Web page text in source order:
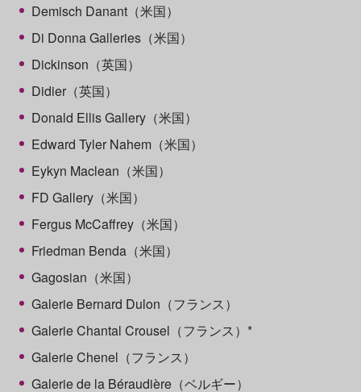
Demisch Danant（米国）
Di Donna Galleries（米国）
Dickinson（英国）
Didier（英国）
Donald Ellis Gallery（米国）
Edward Tyler Nahem（米国）
Eykyn Maclean（米国）
FD Gallery（米国）
Fergus McCaffrey（米国）
Friedman Benda（米国）
Gagosian（米国）
Galerie Bernard Dulon（フランス）
Galerie Chantal Crousel（フランス）*
Galerie Chenel（フランス）
Galerie de la Béraudière（ベルギー）